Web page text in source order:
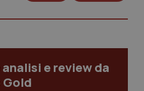
e review da
Gold